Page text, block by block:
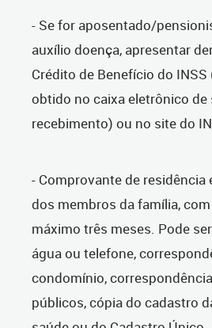
- Se for aposentado/
auxílio doença, apresentar
Crédito de Benefício do
obtido no caixa eletrônico de
recebimento) ou no site do
- Comprovante de residência
dos membros da família,
máximo três meses. Pode
água ou telefone,
condomínio,
públicos, cópia do cadastro